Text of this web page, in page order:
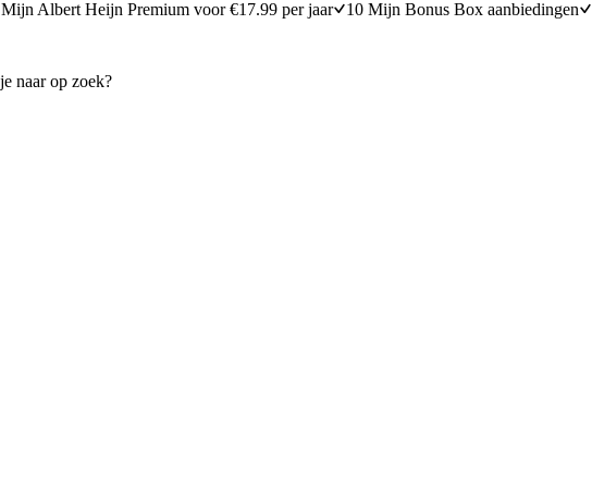
Mijn Albert Heijn Premium voor €17.99 per jaar 10 Mijn Bonus Box aanbiedingen